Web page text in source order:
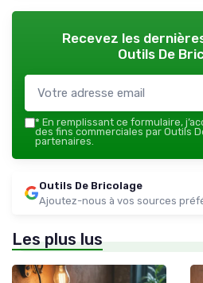
Recevez les
Outils De
* En remplissant ce formulaire,
des fins commerciales par Outils
partenaires.
Outils De Bricolage
Ajoutez-nous à vos sources
Les plus lus